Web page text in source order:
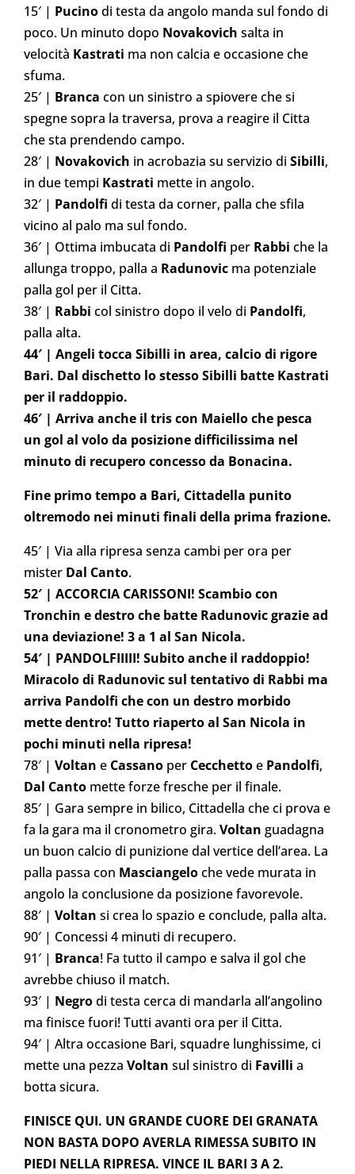
15′ | Pucinodi testa da angolo manda sul fondo di
poco. Un minuto dopo Novakovich salta in
velocità Kastrati ma non calcia e occasione che
sfuma.
25′ | Branca con un sinistro a spiovere che si
spegne sopra la traversa, prova a reagire il Citta
che sta prendendo campo.
28′ | Novakovich in acrobazia su servizio di Sibilli,
in due tempi Kastrati mette in angolo.
32′ | Pandolfi di testa da corner, palla che sfila
vicino al palo ma sul fondo.
36′ | Ottima imbucata di Pandolfi per Rabbi che la
allunga troppo, palla a Radunovic ma potenziale
palla gol per il Citta.
38′ | Rabbi col sinistro dopo il velo di Pandolfi,
palla alta.
44′ | Angeli tocca Sibilli in area, calcio di rigore
Bari. Dal dischetto lo stesso Sibilli batte Kastrati
per il raddoppio.
46′ | Arriva anche il tris con Maiello che pesca
un gol al volo da posizione difficilissima nel
minuto di recupero concesso da Bonacina.
Fine primo tempo a Bari, Cittadella punito
oltremodo nei minuti finali della prima frazione.
45′ | Via alla ripresa senza cambi per ora per
mister Dal Canto.
52′ | ACCORCIA CARISSONI! Scambio con
Tronchin e destro che batte Radunovic grazie ad
una deviazione! 3 a 1 al San Nicola.
54′ | PANDOLFIIIII! Subito anche il raddoppio!
Miracolo di Radunovic sul tentativo di Rabbi ma
arriva Pandolfi che con un destro morbido
mette dentro! Tutto riaperto al San Nicola in
pochi minuti nella ripresa!
78′ | Voltan e Cassano per Cecchettoe Pandolfi,
Dal Canto mette forze fresche per il finale.
85′ | Gara sempre in bilico, Cittadella che ci prova e
fa la gara ma il cronometro gira.Voltan guadagna
un buon calcio di punizione dal vertice dell’area. La
palla passa con Masciangeloche vede murata in
angolo la conclusione da posizione favorevole.
88′ | Voltan si crea lo spazio e conclude, palla alta.
90′ | Concessi 4 minuti di recupero.
91′ | Branca! Fa tutto il campo e salva il gol che
avrebbe chiuso il match.
93′ | Negrodi testa cerca di mandarla all’angolino
ma finisce fuori! Tutti avanti ora per il Citta.
94′ | Altra occasione Bari, squadre lunghissime, ci
mette una pezza Voltan sul sinistro di Favilli a
botta sicura.
FINISCE QUI. UN GRANDE CUORE DEI GRANATA
NON BASTA DOPO AVERLA RIMESSA SUBITO IN
PIEDI NELLA RIPRESA. VINCE IL BARI 3 A 2.